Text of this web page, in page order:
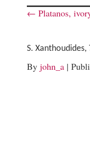
← Platanos,
S. Xanthoudides,
By john_a |